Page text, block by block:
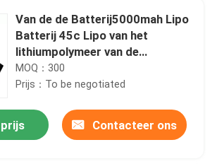
Van de de Batterij5000mah Lipo
Batterij 45c Lipo van het
lithiumpolymeer van de
Batterijenrc het Vliegtuigbatterij
22.2v
MOQ：300
Prijs：To be negotiated
Contacteer ons